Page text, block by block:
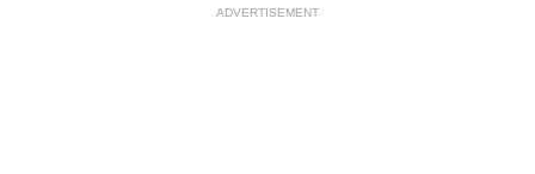
ADVERTISEMENT